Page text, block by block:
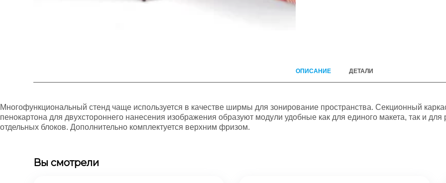
ОПИСАНИЕ ДЕТАЛИ
Многофункциональный стенд чаще используется в качестве ширмы для зонирование пространства. Секционный
пенокартона для двухстороннего нанесения изображения образуют модули удобные как для единого макета, так и
отдельных блоков. Дополнительно комплектуется верхним фризом.
Вы смотрели